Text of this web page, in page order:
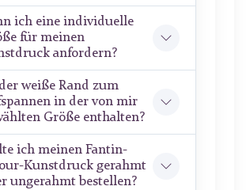
ich eine individuelle
für meinen
anfordern?
weiße Rand zum
in der von mir
Größe enthalten?
ich meinen Fantin-
Kunstdruck gerahmt
ungerahmt bestellen?